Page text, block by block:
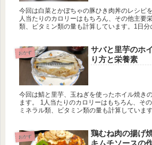
今回は白菜とかぼちゃの豚ひき肉丼のレシピを
人当たりのカロリーはもちろん、その他主要
類、ビタミン類の量も計算しています。1日分
おかず
サバと里芋のホ
り方と栄養素
今回は鯖と里芋、玉ねぎを使ったホイル焼き
ます。 1人当たりのカロリーはもちろん、その
ミネラル類、ビタミン類の量も計算していま
おかず
鶏むね肉の揚げ
キムチソースの